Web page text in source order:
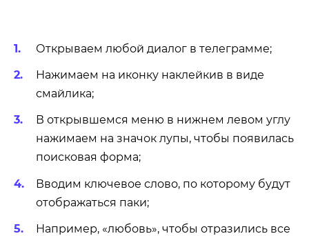
Открываем любой диалог в телеграмме;
Нажимаем на иконку наклейкив в виде
смайлика;
В открывшемся меню в нижнем левом углу
нажимаем на значок лупы, чтобы появилась
поисковая форма;
Вводим ключевое слово, по которому будут
отображаться паки;
Например, «любовь», чтобы отразились все